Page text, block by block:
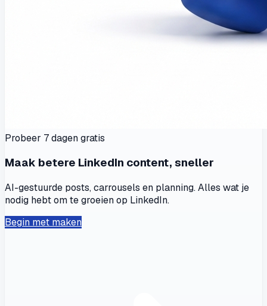
Probeer 7 dagen gratis
Maak betere LinkedIn content, sneller
AI-gestuurde posts, carrousels en planning. Alles wat je
nodig hebt om te groeien op LinkedIn.
Begin met maken